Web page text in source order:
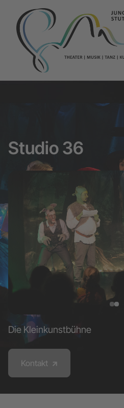
Studio 36
Die Kleinkunstbühne
Kontakt